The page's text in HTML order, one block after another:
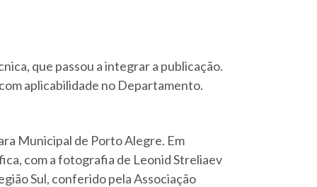
que passou a integrar a publicação.
aplicabilidade no Departamento.
Municipal de Porto Alegre. Em
com a fotografia de Leonid Streliaev
Sul, conferido pela Associação